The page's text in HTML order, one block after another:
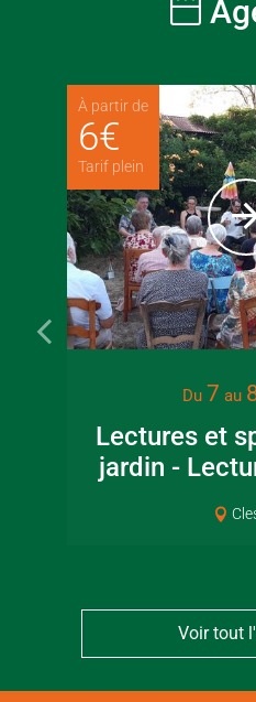
À partir de
6€
Tarif plein
Du 7 au
Lectures et
jardin -
Voir tout